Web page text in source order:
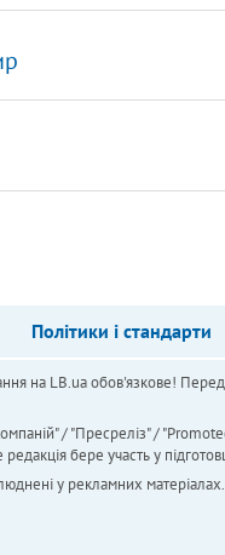
Політики і стандарти
на LB.ua обов'язкове!
/ "Пресреліз" /
бере участь у
у рекламних